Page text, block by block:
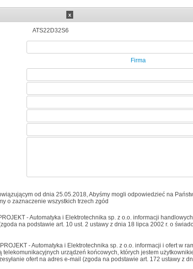
ATS22D32S6
Firma
od dnia 25.05.2018, Abyśmy mogli odpowiedzieć na
o zaznaczenie wszystkich trzech zgód
- Automatyka i Elektrotechnika sp. z o.o. informacji
na podstawie art. 10 ust. 2 ustawy z dnia 18 lipca 2002 r. o
- Automatyka i Elektrotechnika sp. z o.o. informacji i ofert w
urządzeń końcowych, których jestem
ofert na adres e-mail (zgoda na podstawie art. 172 ustawy z
x